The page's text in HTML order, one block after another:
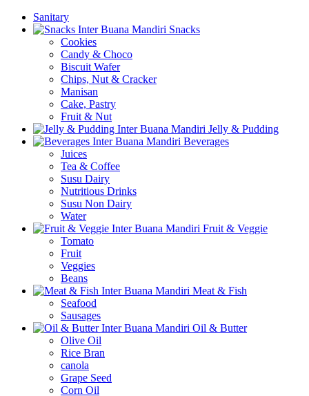
Sanitary
Snacks
Cookies
Candy & Choco
Biscuit Wafer
Chips, Nut & Cracker
Manisan
Cake, Pastry
Fruit & Nut
Jelly & Pudding
Beverages
Juices
Tea & Coffee
Susu Dairy
Nutritious Drinks
Susu Non Dairy
Water
Fruit & Veggie
Tomato
Fruit
Veggies
Beans
Meat & Fish
Seafood
Sausages
Oil & Butter
Olive Oil
Rice Bran
canola
Grape Seed
Corn Oil